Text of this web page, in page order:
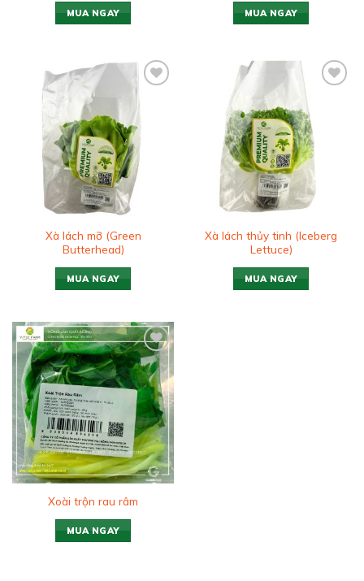
MUA NGAY MUA NGAY
Xà lách mỡ (Green
Butterhead)
MUA NGAY
Xà lách thủy tinh (Iceberg
Lettuce)
MUA NGAY
Add to
wishlist
Xoài trộn rau râm
MUA NGAY